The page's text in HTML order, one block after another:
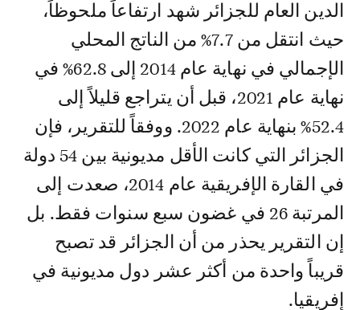
الدين العام للجزائر شهد ارتفاعاً ملحوظاً،
حيث انتقل من 7.7% من الناتج المحلي
الإجمالي في نهاية عام 2014 إلى 62.8% في
نهاية عام 2021، قبل أن يتراجع قليلاً إلى
52.4% بنهاية عام 2022. ووفقاً للتقرير، فإن
الجزائر التي كانت الأقل مديونية بين 54 دولة
في القارة الإفريقية عام 2014، صعدت إلى
المرتبة 26 في غضون سبع سنوات فقط. بل
إن التقرير يحذر من أن الجزائر قد تصبح
قريباً واحدة من أكثر عشر دول مديونية في
إفريقيا.